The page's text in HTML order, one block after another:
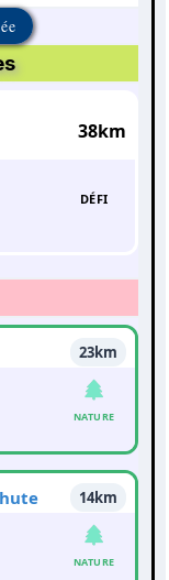
38km
DÉFI
23km
NATURE
14km
NATURE